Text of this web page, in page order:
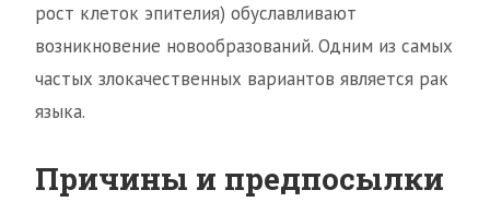
рост клеток эпителия) обуславливают
возникновение новообразований. Одним из самых
частых злокачественных вариантов является рак
языка.
Причины и предпосылки